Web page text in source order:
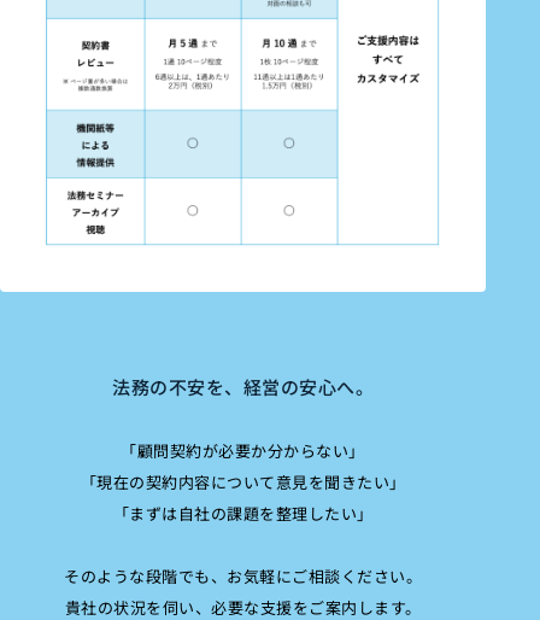
法務の不安を、経営の安心へ。
「顧問契約が必要か分からない」
「現在の契約内容について意見を聞きたい」
「まずは自社の課題を整理したい」
そのような段階でも、お気軽にご相談ください。
貴社の状況を伺い、必要な支援をご案内します。